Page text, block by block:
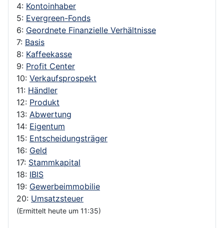
4: Kontoinhaber
5: Evergreen-Fonds
6: Geordnete Finanzielle Verhältnisse
7: Basis
8: Kaffeekasse
9: Profit Center
10: Verkaufsprospekt
11: Händler
12: Produkt
13: Abwertung
14: Eigentum
15: Entscheidungsträger
16: Geld
17: Stammkapital
18: IBIS
19: Gewerbeimmobilie
20: Umsatzsteuer
(Ermittelt heute um 11:35)